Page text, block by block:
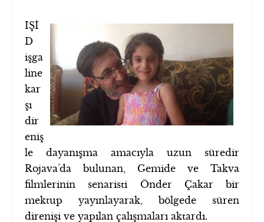
IŞİ
D
işga
line
kar
şı
dir
eniş
le dayanışma amacıyla uzun süredir
Rojava’da bulunan, Gemide ve Takva
filmlerinin senaristi Önder Çakar bir
mektup yayınlayarak, bölgede süren
direnişi ve yapılan çalışmaları aktardı.